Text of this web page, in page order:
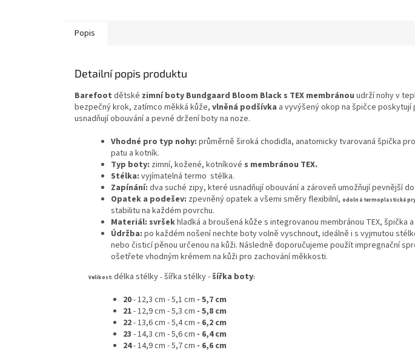
Popis
Detailní popis produktu
Barefoot dětské zimní boty Bundgaard Bloom Black s TEX membránou udrží nohy v
bezpečný krok, zatímco měkká kůže, vlněná podšívka a vyvýšený okop na špičce poskytují
usnadňují obouvání a pevné držení boty na noze.
Vhodné pro typ nohy: průměrně široká chodidla, anatomicky tvarovaná špička
patu a kotník.
Typ boty: zimní, kožené, kotníkové s membránou TEX.
Stélka: vyjímatelná termo stélka.
Zapínání: dva suché zipy, které usnadňují obouvání a zároveň umožňují pevnější
Opatek a podešev: zpevněný opatek a všemi směry flexibilní, odolná termoplastická
stabilitu na každém povrchu.
Materiál: svršekhladká a broušená kůže s integrovanou membránou TEX, špička
Údržba: po každém nošení nechte boty volně vyschnout, ideálně i s vyjmutou
nebo čisticí pěnou určenou na kůži. Následně doporučujeme použít impregnační
ošetřete vhodným krémem na kůži pro zachování měkkosti.
Velikost: délka stélky - šířka stélky - šířka boty:
20-12,3 cm - 5,1 cm - 5,7 cm
21-12,9 cm - 5,3 cm - 5,8 cm
22-13,6 cm - 5,4 cm - 6,2 cm
23 -14,3 cm - 5,6 cm - 6,4 cm
24- 14,9 cm - 5,7 cm - 6,6 cm